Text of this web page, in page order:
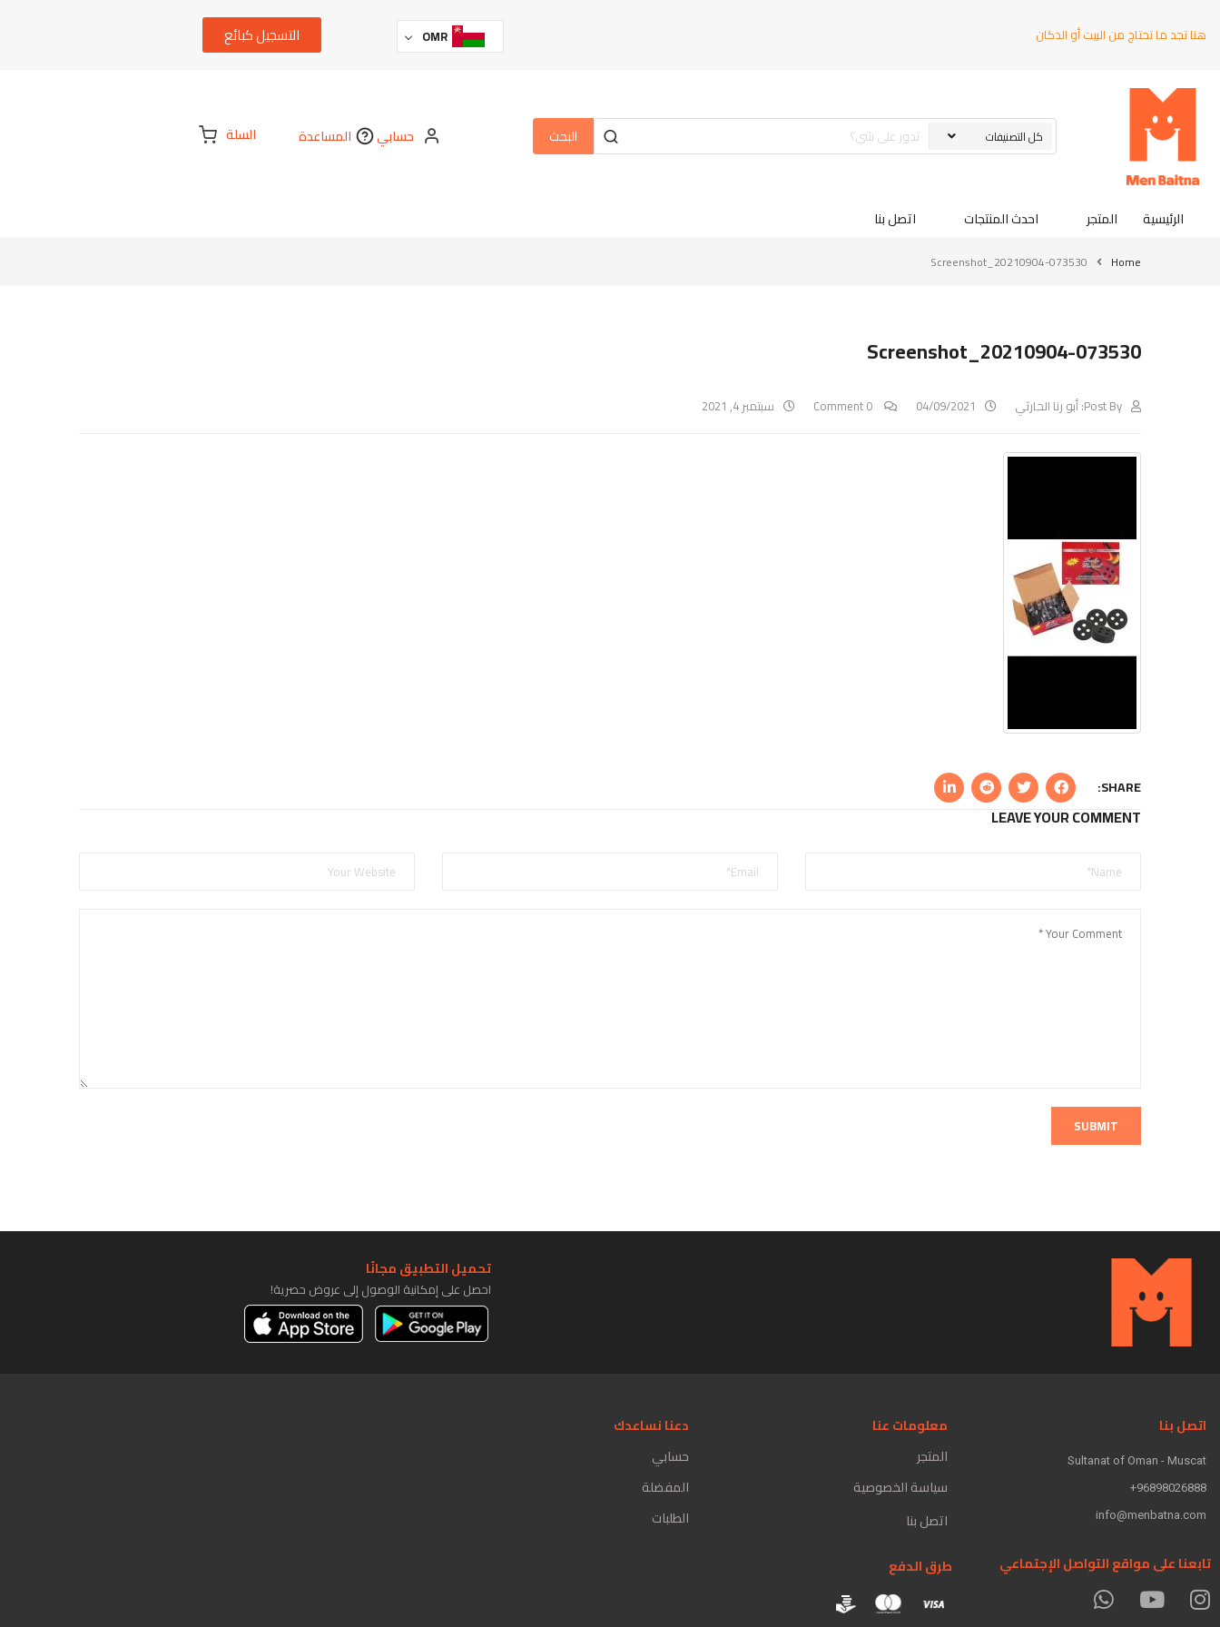
هنا تجد ما تحتاج من البيت أو الدكان OMR التسجيل كبائع
البحث حسابي المساعدة السلة
الرئيسية المتجر احدث المنتجات اتصل بنا
Home
Screenshot_20210904-073530
Screenshot_20210904-073530
Post By: أبو رنا الحارثي 04/09/2021 سبتمبر 4, 2021
SHARE:
LEAVE YOUR COMMENT
SUBMIT
تحميل التطبيق مجانًا
احصل على إمكانية الوصول إلى عروض حصرية!
اتصل بنا
Sultanat of Oman - Muscat
96898026888+
info@menbatna.com
معلومات عنا
المتجر
سياسة الخصوصية
اتصل بنا
دعنا نساعدك
حسابي
المفضلة
الطلبات
تابعنا على مواقع التواصل الإجتماعي
طرق الدفع